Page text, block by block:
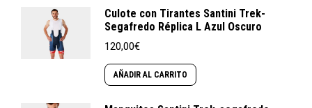
Culote con Tirantes Santini Trek-
Segafredo Réplica L Azul Oscuro
120,00€
AÑADIR AL CARRITO